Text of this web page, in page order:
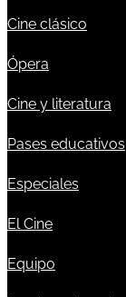
Cine clásico
Ópera
Cine y literatura
Pases educativos
Especiales
El Cine
Equipo